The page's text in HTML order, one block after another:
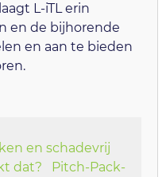
L-iTL erin
en de bijhorende
en aan te bieden
en schadevrij
dat?
Pitch-Pack-